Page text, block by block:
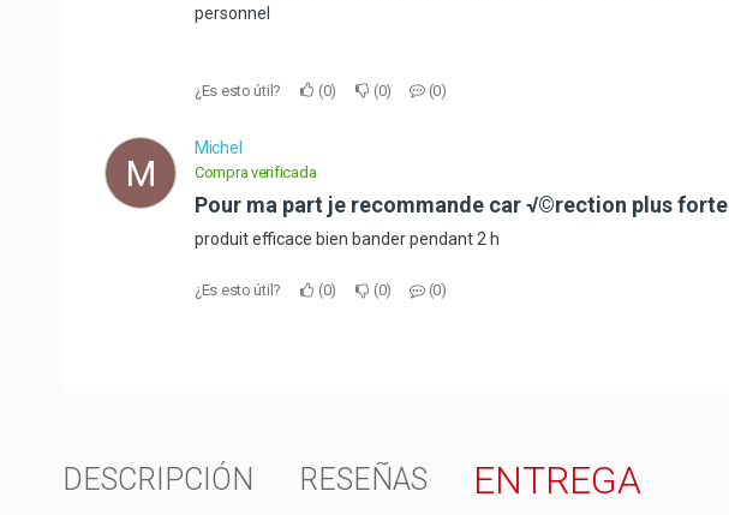
personnel
¿Es esto útil? 0 0 0
M
Michel
Compra verificada
pour ma part je recommande car √©rection plus forte
produit efficace bien bander pendant 2 h
¿Es esto útil? 0 0 0
DESCRIPCIÓN RESEÑAS ENTREGA